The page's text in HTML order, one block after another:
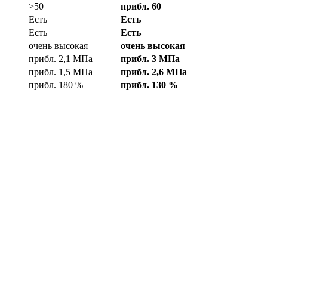
>50
прибл. 60
Есть
Есть
Есть
Есть
очень высокая
очень высокая
прибл. 2,1 МПа
прибл. 3 МПа
прибл. 1,5 МПа
прибл. 2,6 МПа
прибл. 180 % прибл. 130 %